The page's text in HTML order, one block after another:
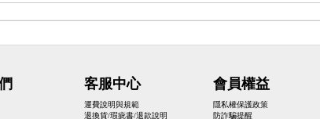
客服中心
運費說明與規範
退換貨/瑕疵書/退款說明
會員權益
隱私權保護政策
防詐騙提醒